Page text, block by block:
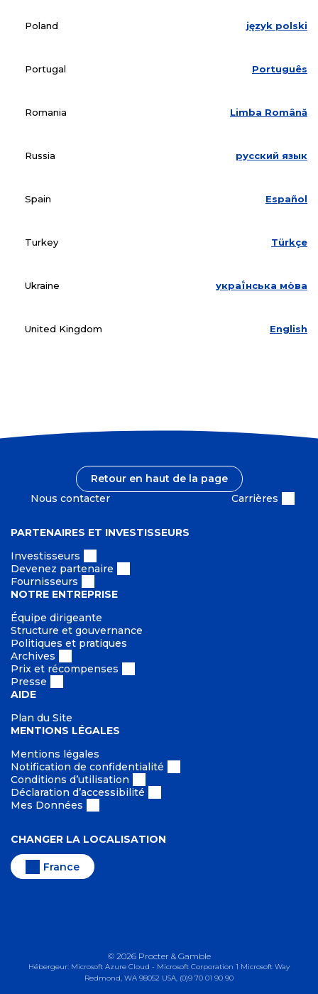
Poland język polski
Portugal Português
Romania Limba Română
Russia русский язык
Spain Español
Turkey Türkçe
Ukraine украї́нська мо́ва
United Kingdom English
Retour en haut de la page
Nous contacter
Carrières
PARTENAIRES ET INVESTISSEURS
Investisseurs
Devenez partenaire
Fournisseurs
NOTRE ENTREPRISE
Équipe dirigeante
Structure et gouvernance
Politiques et pratiques
Archives
Prix et récompenses
Presse
AIDE
Plan du Site
MENTIONS LÉGALES
Mentions légales
Notification de confidentialité
Conditions d’utilisation
Déclaration d’accessibilité
Mes Données
CHANGER LA LOCALISATION
France
© 2026Procter & Gamble
Hébergeur: Microsoft Azure Cloud - Microsoft Corporation 1 Microsoft Way
Redmond, WA 98052 USA, (0)9 70 01 90 90